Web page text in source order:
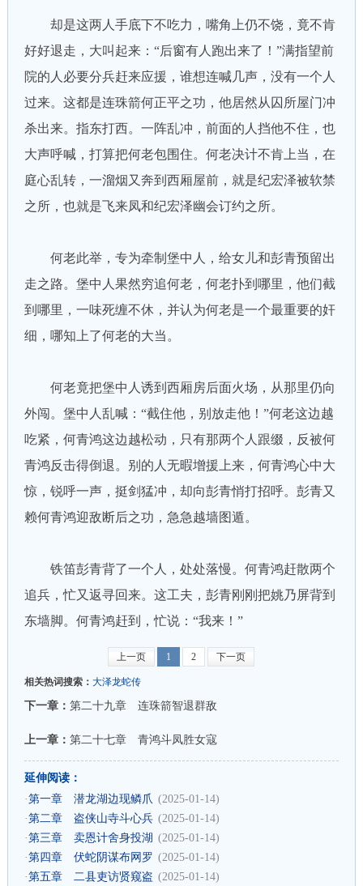
却是这两人手底下不吃力，嘴角上仍不饶，竟不肯
好好退走，大叫起来：“后窗有人跑出来了！”满指望前
院的人必要分兵赶来应援，谁想连喊几声，没有一个人
过来。这都是连珠箭何正平之功，他居然从囚所屋门冲
杀出来。指东打西。一阵乱冲，前面的人挡他不住，也
大声呼喊，打算把何老包围住。何老决计不肯上当，在
庭心乱转，一溜烟又奔到西厢屋前，就是纪宏泽被软禁
之所，也就是飞来凤和纪宏泽幽会订约之所。
何老此举，专为牵制堡中人，给女儿和彭青预留出
走之路。堡中人果然穷追何老，何老扑到哪里，他们截
到哪里，一味死缠不休，并认为何老是一个最重要的奸
细，哪知上了何老的大当。
何老竟把堡中人诱到西厢房后面火场，从那里仍向
外闯。堡中人乱喊：“截住他，别放走他！”何老这边越
吃紧，何青鸿这边越松动，只有那两个人跟缀，反被何
青鸿反击得倒退。别的人无暇增援上来，何青鸿心中大
惊，锐呼一声，挺剑猛冲，却向彭青悄打招呼。彭青又
赖何青鸿迎敌断后之功，急急越墙图遁。
铁笛彭青背了一个人，处处落慢。何青鸿赶散两个
追兵，忙又返寻回来。这工夫，彭青刚刚把姚乃屏背到
东墙脚。何青鸿赶到，忙说：“我来！”
上一页 1 2 下一页
相关热词搜索： 大泽龙蛇传
下一章： 第二十九章 连珠箭智退群敌
上一章： 第二十七章 青鸿斗凤胜女寇
延伸阅读：
·第一章 潜龙湖边现鳞爪 (2025-01-14)
·第二章 盗侠山寺斗心兵 (2025-01-14)
·第三章 卖恩计舍身投湖 (2025-01-14)
·第四章 伏蛇阴谋布网罗 (2025-01-14)
·第五章 二县吏访贤窥盗 (2025-01-14)